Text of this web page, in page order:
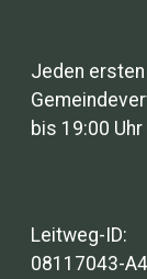
Jeden
bis 19:00
Leitweg-ID:
08117043-